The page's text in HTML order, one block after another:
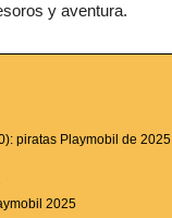
y aventura.
piratas Playmobil de 2025
2025